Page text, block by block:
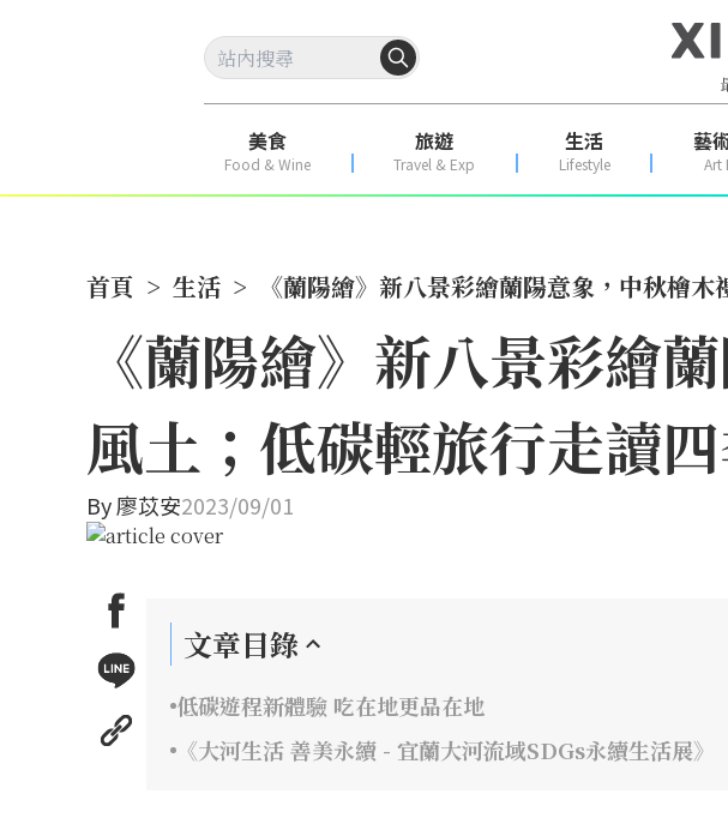
美食
Food & Wine
旅遊
Travel & Exp
生活
Lifestyle
藝
Art
首頁 > 生活 > 《蘭陽繪》新八景彩繪蘭陽意象，中秋檜
《蘭陽繪》新八景彩繪
風土；低碳輕旅行走讀
By廖苡安2023/09/01
文章目錄
低碳遊程新體驗 吃在地更品在地
《大河生活 善美永續 - 宜蘭大河流域SDGs永續生活展》